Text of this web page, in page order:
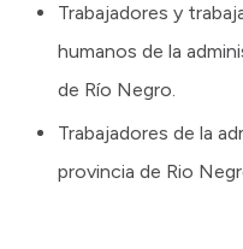
Trabajadores y
humanos de la
de Río Negro.
Trabajadores de la
provincia de Rio